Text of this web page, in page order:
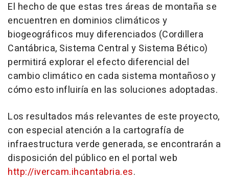
El hecho de que estas tres áreas de montaña se
encuentren en dominios climáticos y
biogeográficos muy diferenciados (Cordillera
Cantábrica, Sistema Central y Sistema Bético)
permitirá explorar el efecto diferencial del
cambio climático en cada sistema montañoso y
cómo esto influiría en las soluciones adoptadas.
Los resultados más relevantes de este proyecto,
con especial atención a la cartografía de
infraestructura verde generada, se encontrarán a
disposición del público en el portal web
http://ivercam.ihcantabria.es.